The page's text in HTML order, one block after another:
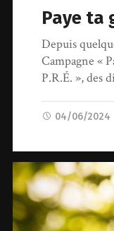
Paye ta
Depuis
Campagne «
P.R.É. », des
04/06/2024